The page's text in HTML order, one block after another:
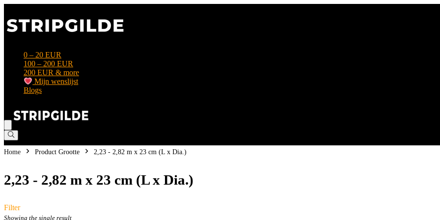
0 – 20 EUR
100 – 200 EUR
200 EUR & more
Mijn wenslijst
Blogs
Home Product Grootte ‎2,23 - 2,82 m x 23 cm (L x Dia.)
‎2,23 - 2,82 m x 23 cm (L x Dia.)
Filter
Showing the single result